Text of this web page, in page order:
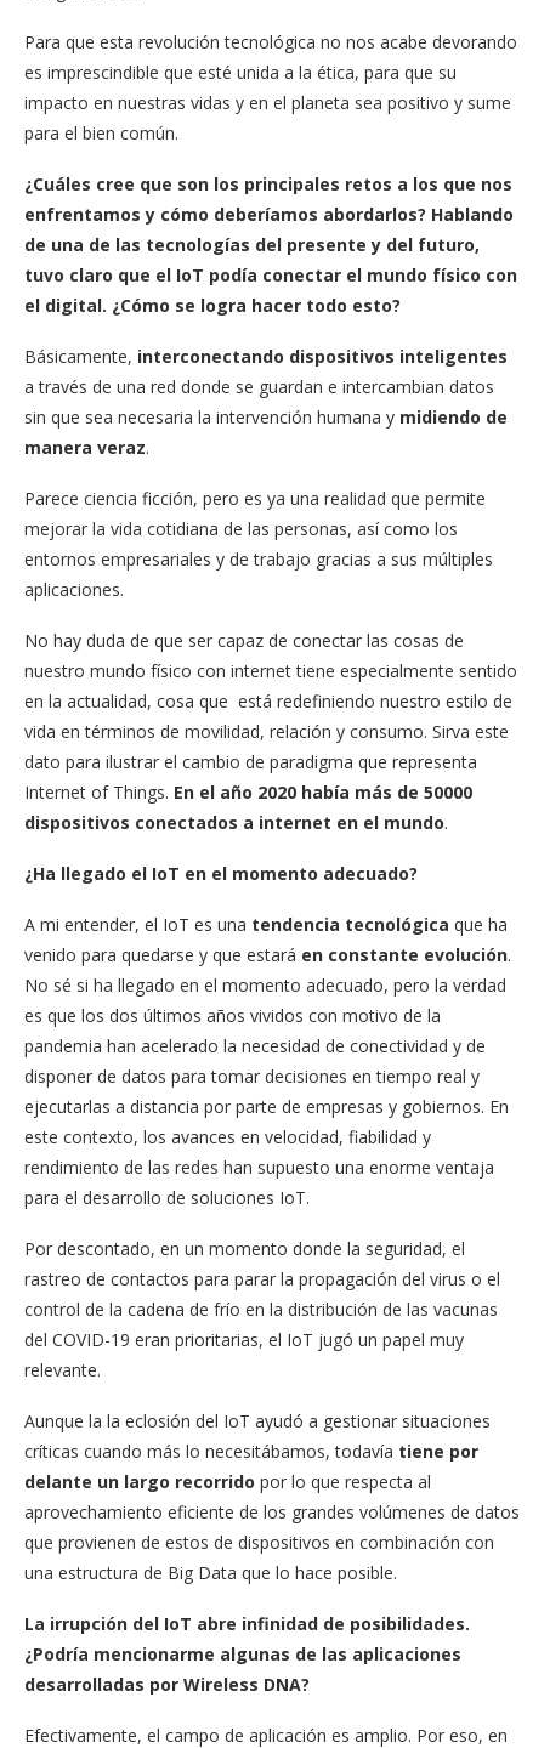
Para que esta revolución tecnológica no nos acabe devorando
es imprescindible que esté unida a la ética, para que su
impacto en nuestras vidas y en el planeta sea positivo y sume
para el bien común.
¿Cuáles cree que son los principales retos a los que nos
enfrentamos y cómo deberíamos abordarlos? Hablando
de una de las tecnologías del presente y del futuro,
tuvo claro que el IoT podía conectar el mundo físico con
el digital. ¿Cómo se logra hacer todo esto?
Básicamente, interconectando dispositivos inteligentes
a través de una red donde se guardan e intercambian datos
sin que sea necesaria la intervención humana y midiendo de
manera veraz.
Parece ciencia ficción, pero es ya una realidad que permite
mejorar la vida cotidiana de las personas, así como los
entornos empresariales y de trabajo gracias a sus múltiples
aplicaciones.
No hay duda de que ser capaz de conectar las cosas de
nuestro mundo físico con internet tiene especialmente sentido
en la actualidad, cosa que está redefiniendo nuestro estilo de
vida en términos de movilidad, relación y consumo. Sirva este
dato para ilustrar el cambio de paradigma que representa
Internet of Things. En el año 2020 había más de 50000
dispositivos conectados a internet en el mundo.
¿Ha llegado el IoT en el momento adecuado?
A mi entender, el IoT es una tendencia tecnológica que ha
venido para quedarse y que estará en constante evolución.
No sé si ha llegado en el momento adecuado, pero la verdad
es que los dos últimos años vividos con motivo de la
pandemia han acelerado la necesidad de conectividad y de
disponer de datos para tomar decisiones en tiempo real y
ejecutarlas a distancia por parte de empresas y gobiernos. En
este contexto, los avances en velocidad, fiabilidad y
rendimiento de las redes han supuesto una enorme ventaja
para el desarrollo de soluciones IoT.
Por descontado, en un momento donde la seguridad, el
rastreo de contactos para parar la propagación del virus o el
control de la cadena de frío en la distribución de las vacunas
del COVID-19 eran prioritarias, el IoT jugó un papel muy
relevante.
Aunque la la eclosión del IoT ayudó a gestionar situaciones
críticas cuando más lo necesitábamos, todavía tiene por
delante un largo recorrido por lo que respecta al
aprovechamiento eficiente de los grandes volúmenes de datos
que provienen de estos de dispositivos en combinación con
una estructura de Big Data que lo hace posible.
La irrupción del IoT abre infinidad de posibilidades.
¿Podría mencionarme algunas de las aplicaciones
desarrolladas por Wireless DNA?
Efectivamente, el campo de aplicación es amplio. Por eso, en